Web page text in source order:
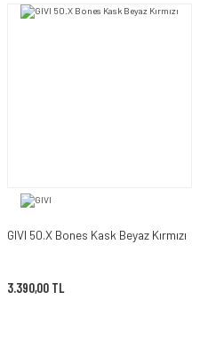
GIVI 50.X Bones Kask Beyaz Kırmızı
3.390,00 TL